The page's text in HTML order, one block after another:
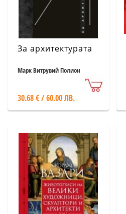
За архитектурата
Марк Витрувий Полион
30.68 € / 60.00 ЛВ.